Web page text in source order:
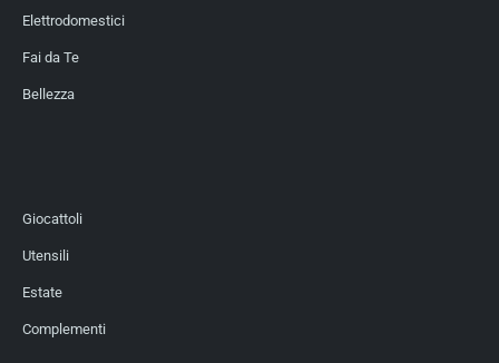
Elettrodomestici
Fai da Te
Bellezza
Giocattoli
Utensili
Estate
Complementi